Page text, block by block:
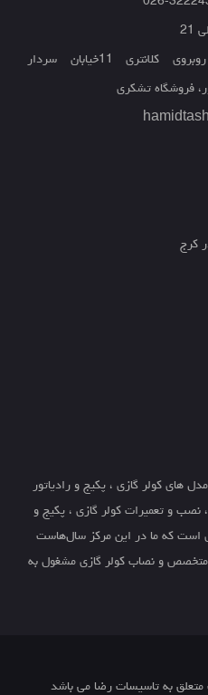
کرج - خیابان بهشتی روبروی کلانتری 11خیابان سردار
فروشگاه تشکری
کرج
های کولر گازی ، پکیج و رادیاتور
و تعمیرات کولر گازی ، پکیج و
است که ما در این مرکز سال‌هاست
و نصاب کولر گازی مشغول به
به تاسیسات رضا می باشد